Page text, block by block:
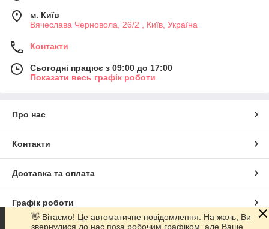
м. Київ
Вячеслава Черновола, 26/2 , Київ, Україна
Контакти
Сьогодні працює з 09:00 до 17:00
Показати весь графік роботи
Про нас
Контакти
Доставка та оплата
Графік роботи
👋 Вітаємо! Це автоматичне повідомлення. На жаль, Ви
звернулися до нас поза робочим графіком, але Ваше